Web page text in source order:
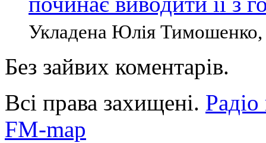
Укладена Юлія Тимошенко,
Без зайвих коментарів.
Всі права захищені.
FM-map